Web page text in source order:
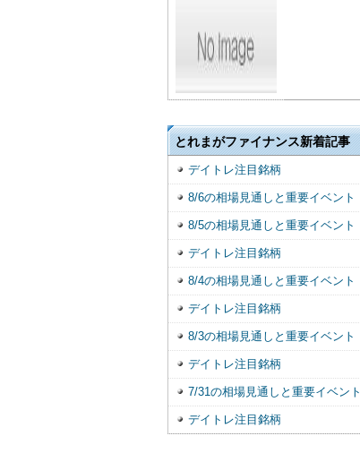
とれまがファイナンス新着記事
デイトレ注目銘柄
8/6の相場見通しと重要イベント
8/5の相場見通しと重要イベント
デイトレ注目銘柄
8/4の相場見通しと重要イベント
デイトレ注目銘柄
8/3の相場見通しと重要イベント
デイトレ注目銘柄
7/31の相場見通しと重要イベント
デイトレ注目銘柄